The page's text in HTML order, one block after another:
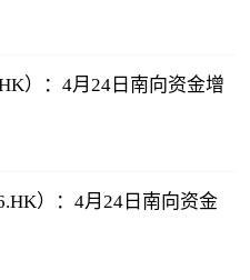
）：4月24日南向资金增
）：4月24日南向资金